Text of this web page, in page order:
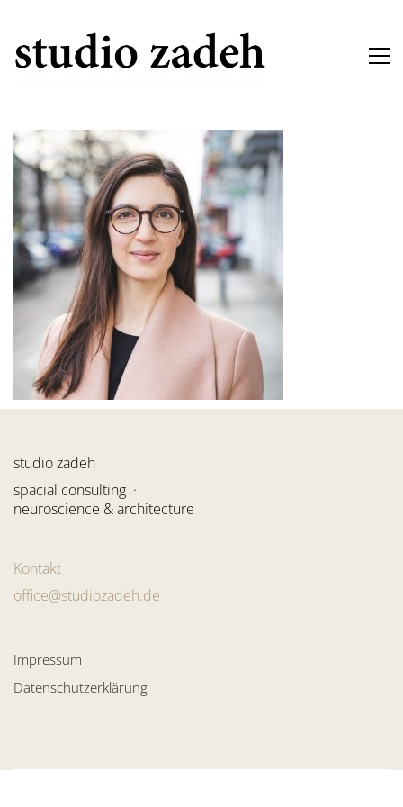
studio zadeh
spacial consulting ·
neuroscience & architecture
Kontakt
office@studiozadeh.de
Impressum
Datenschutzerklärung